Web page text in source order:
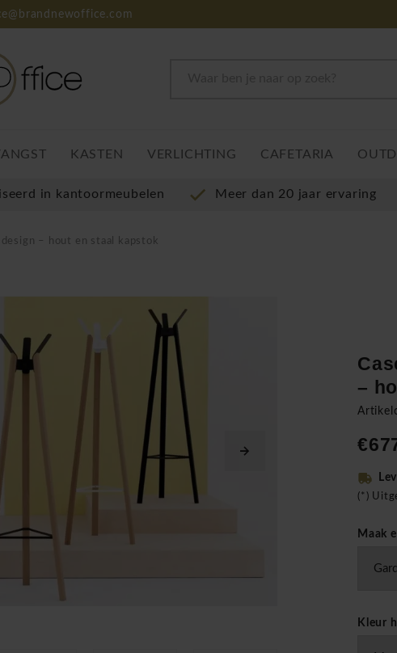
KASTEN VERLICHTING CAFETARIA
in kantoormeubelen Meer dan 20 jaar ervaring
– hout en staal kapstok
–
(*)
Maak
Kleur